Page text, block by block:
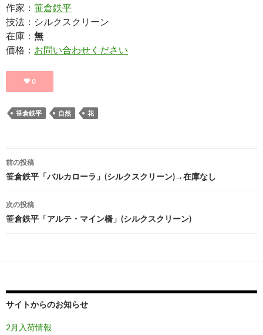
作家： 笹倉鉄平
技法：シルクスクリーン
在庫： 無
価格： お問い合わせください
0
笹倉鉄平 自然 花
投
稿
ナ
ビ
ゲ
ー
ョ
ン
前の投稿
笹倉鉄平「バルカローラ」(シルクスクリーン)→在庫なし
次の投稿
笹倉鉄平「アルテ・マイン橋」(シルクスクリーン)
サイトからのお知らせ
2月入荷情報